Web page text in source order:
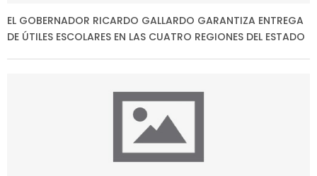
EL GOBERNADOR RICARDO GALLARDO GARANTIZA ENTREGA
DE ÚTILES ESCOLARES EN LAS CUATRO REGIONES DEL ESTADO